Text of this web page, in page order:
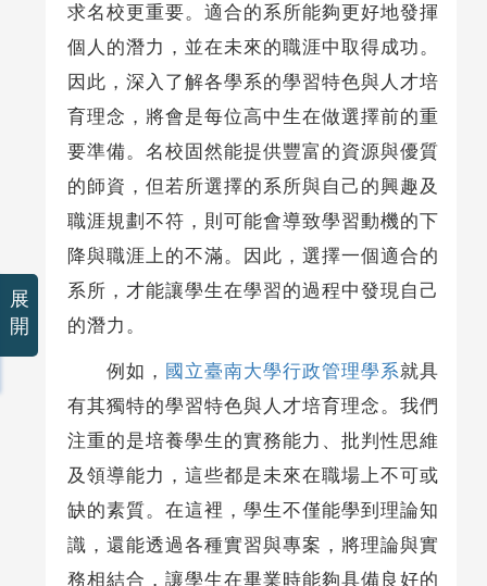
求名校更重要。適合的系所能夠更好地發揮
個人的潛力，並在未來的職涯中取得成功。
因此，深入了解各學系的學習特色與人才培
育理念，將會是每位高中生在做選擇前的重
要準備。名校固然能提供豐富的資源與優質
的師資，但若所選擇的系所與自己的興趣及
職涯規劃不符，則可能會導致學習動機的下
降與職涯上的不滿。因此，選擇一個適合的
系所，才能讓學生在學習的過程中發現自己
的潛力。
例如， 國立臺南大學行政管理學系就具
有其獨特的學習特色與人才培育理念。我們
注重的是培養學生的實務能力、批判性思維
及領導能力，這些都是未來在職場上不可或
缺的素質。在這裡，學生不僅能學到理論知
識，還能透過各種實習與專案，將理論與實
務相結合，讓學生在畢業時能夠具備良好的
展
開